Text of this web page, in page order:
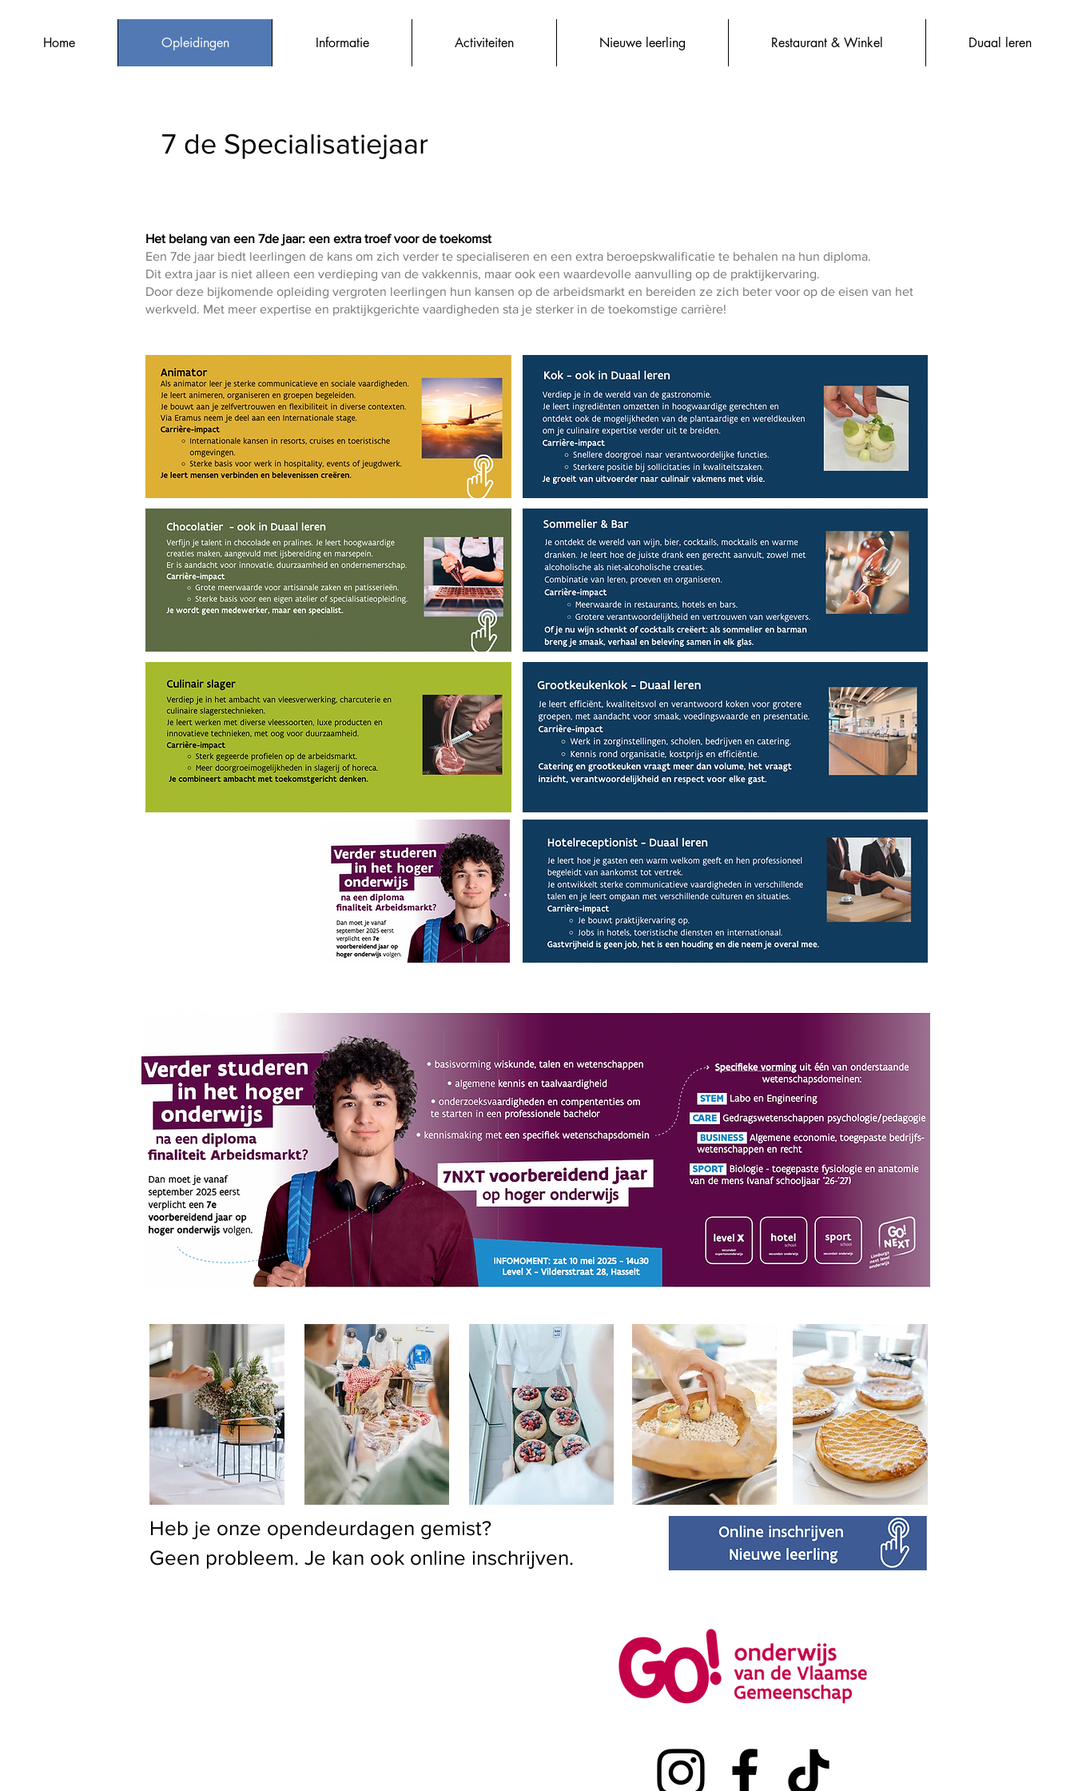
Home Opleidingen Informatie Activiteiten Nieuwe leerling Restaurant & Winkel Duaal leren
7 de Specialisatiejaar
Het belang van een 7de jaar: een extra troef voor de toekomst
Een 7de jaar biedt leerlingen de kans om zich verder te specialiseren en een extra beroepskwalificatie te behalen na hun diploma.
Dit extra jaar is niet alleen een verdieping van de vakkennis, maar ook een waardevolle aanvulling op de praktijkervaring.
Door deze bijkomende opleiding vergroten leerlingen hun kansen op de arbeidsmarkt en bereiden ze zich beter voor op de eisen van het
werkveld. Met meer expertise en praktijkgerichte vaardigheden sta je sterker in de toekomstige carrière!
Heb je onze opendeurdagen gemist?
Geen probleem. Je kan ook online inschrijven.